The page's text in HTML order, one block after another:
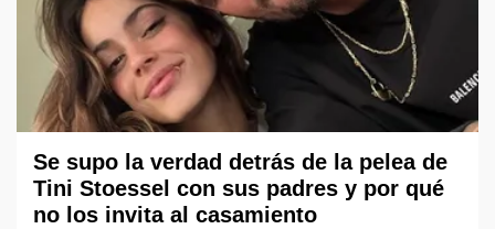
Se supo la verdad detrás de la pelea de
Tini Stoessel con sus padres y por qué
no los invita al casamiento